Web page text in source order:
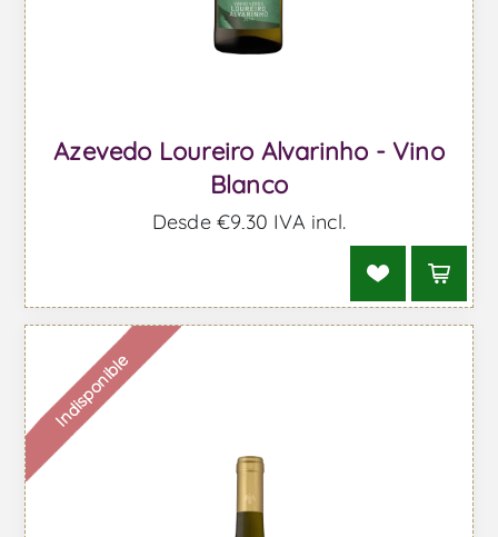
Azevedo Loureiro Alvarinho - Vino
Blanco
Desde €9,30 IVA incl.
Indisponible